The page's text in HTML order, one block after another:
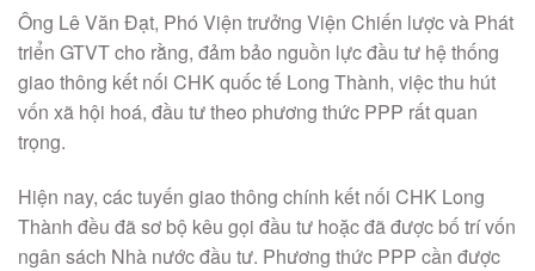
Ông Lê Văn Đạt, Phó Viện trưởng Viện Chiến lược và Phát
triển GTVT cho rằng, đảm bảo nguồn lực đầu tư hệ thống
giao thông kết nối CHK quốc tế Long Thành, việc thu hút
vốn xã hội hoá, đầu tư theo phương thức PPP rất quan
trọng.
Hiện nay, các tuyến giao thông chính kết nối CHK Long
Thành đều đã sơ bộ kêu gọi đầu tư hoặc đã được bố trí vốn
ngân sách Nhà nước đầu tư. Phương thức PPP cần được